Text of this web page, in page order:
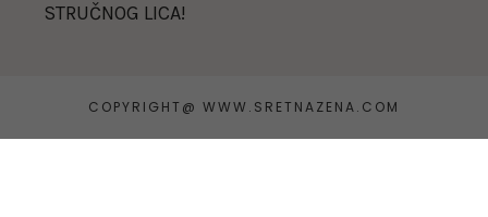
STRUČNOG LICA!
COPYRIGHT@ WWW.SRETNAZENA.COM